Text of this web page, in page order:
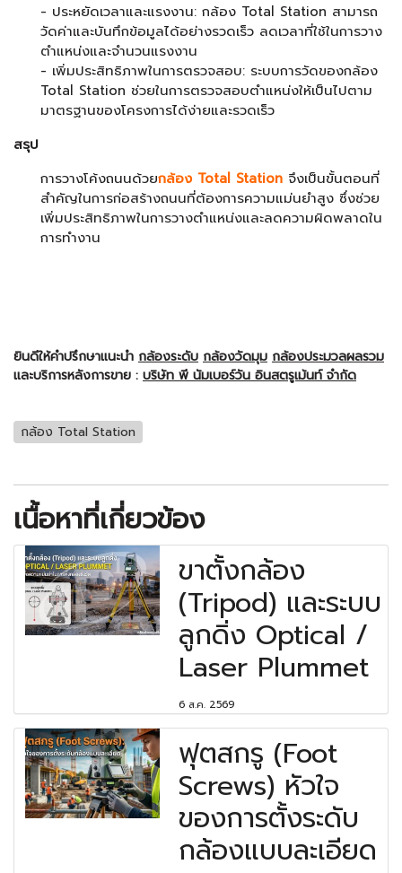
- ประหยัดเวลาและแรงงาน: กล้อง Total Station สามารถ
วัดค่าและบันทึกข้อมูลได้อย่างรวดเร็ว ลดเวลาที่ใช้ในการวาง
ตำแหน่งและจำนวนแรงงาน
- เพิ่มประสิทธิภาพในการตรวจสอบ: ระบบการวัดของกล้อง
Total Station ช่วยในการตรวจสอบตำแหน่งให้เป็นไปตาม
มาตรฐานของโครงการได้ง่ายและรวดเร็ว
สรุป
การวางโค้งถนนด้วยกล้อง Total Station จึงเป็นขั้นตอนที่
สำคัญในการก่อสร้างถนนที่ต้องการความแม่นยำสูง ซึ่งช่วย
เพิ่มประสิทธิภาพในการวางตำแหน่งและลดความผิดพลาดใน
การทำงาน
ยินดีให้คำปรึกษาแนะนำ กล้องระดับ กล้องวัดมุม กล้องประมวลผลรวม
และบริการหลังการขาย : บริษัท พี นัมเบอร์วัน อินสตรูเม้นท์ จำกัด
กล้อง Total Station
เนื้อหาที่เกี่ยวข้อง
ขาตั้งกล้อง
(Tripod) และระบบ
ลูกดิ่ง Optical /
Laser Plummet
6 ส.ค. 2569
ฟุตสกรู (Foot
Screws) หัวใจ
ของการตั้งระดับ
กล้องแบบละเอียด